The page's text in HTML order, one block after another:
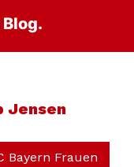
Blog.
Jensen
Bayern Frauen